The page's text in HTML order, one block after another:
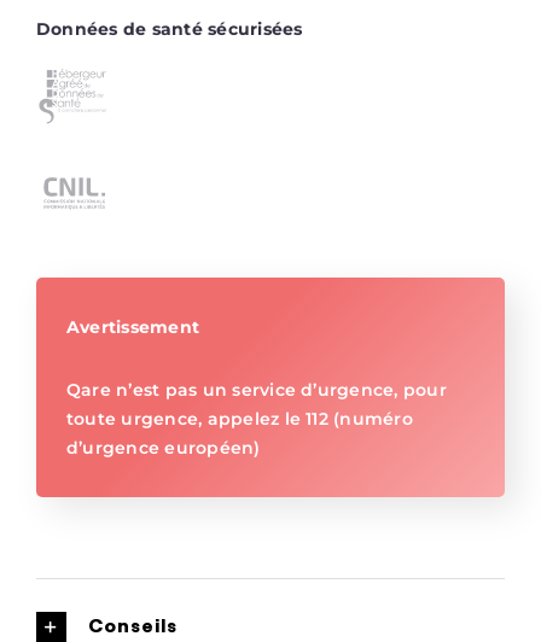
Données de santé sécurisées
Avertissement
Qare n’est pas un service d’urgence, pour
toute urgence, appelez le 112 (numéro
d’urgence européen)
Conseils